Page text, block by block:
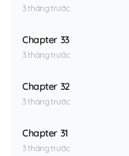
3 tháng trước
Chapter 33
3 tháng trước
Chapter 32
3 tháng trước
Chapter 31
3 tháng trước